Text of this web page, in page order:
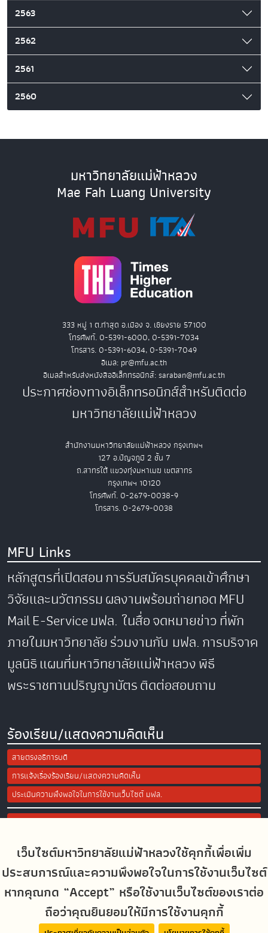
เว็บไซต์มหาวิทยาลัยแม่ฟ้าหลวงใช้คุกกี้เพื่อเพิ่ม
ประสบการณ์และความพึงพอใจในการใช้งานเว็บไซต์
หากคุณกด “Accept” หรือใช้งานเว็บไซต์ของเราต่อ
ถือว่าคุณยินยอมให้มีการใช้งานคุกกี้
2563
2562
2561
2560
มหาวิทยาลัยแม่ฟ้าหลวง
Mae Fah Luang University
333 หมู่ 1 ต.ท่าสุด อ.เมือง จ. เชียงราย 57100
โทรศัพท์. 0-5391-6000, 0-5391-7034
โทรสาร. 0-5391-6034, 0-5391-7049
อีเมล: pr@mfu.ac.th
อีเมลสำหรับส่งหนังสืออิเล็กทรอนิกส์: saraban@mfu.ac.th
ประกาศช่องทางอิเล็กทรอนิกส์สำหรับติดต่อ
มหาวิทยาลัยแม่ฟ้าหลวง
สำนักงานมหาวิทยาลัยแม่ฟ้าหลวง กรุงเทพฯ
127 อ.ปัญจภูมิ 2 ชั้น 7
ถ.สาทรใต้ แขวงทุ่งมหาเมฆ เขตสาทร
กรุงเทพฯ 10120
โทรศัพท์. 0-2679-0038-9
โทรสาร. 0-2679-0038
MFU Links
หลักสูตรที่เปิดสอนการรับสมัครบุคคลเข้าศึกษา
วิจัยและนวัตกรรมผลงานพร้อมถ่ายทอดMFU
MailE-Serviceมฟล. ในสื่อจดหมายข่าวที่พัก
ภายในมหาวิทยาลัยร่วมงานกับ มฟล.การบริจาค
มูลนิธิแผนที่มหาวิทยาลัยแม่ฟ้าหลวงพิธี
พระราชทานปริญญาบัตรติดต่อสอบถาม
ร้องเรียน/แสดงความคิดเห็น
สายตรงอธิการบดี
การแจ้งเรื่องร้องเรียน/แสดงความคิดเห็น
ประเมินความพึงพอใจในการใช้งานเว็บไซต์ มฟล.
Site Map
Social Media
MFUconnect